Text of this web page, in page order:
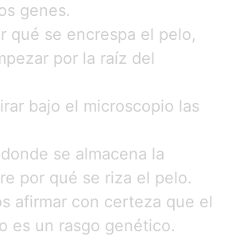
genes.
qué se encrespa el pelo,
por la raíz del
bajo el microscopio las
se almacena la
por qué se riza el pelo.
afirmar con certeza que el
es un rasgo genético.